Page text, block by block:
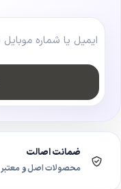
ضمانت اصالت
محصولات اصل و معتبر